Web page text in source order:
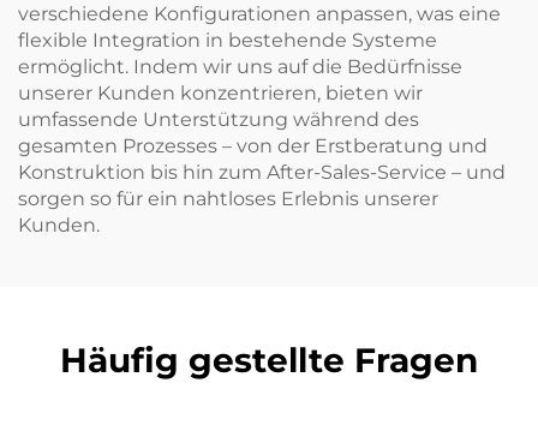
verschiedene Konfigurationen anpassen, was eine
flexible Integration in bestehende Systeme
ermöglicht. Indem wir uns auf die Bedürfnisse
unserer Kunden konzentrieren, bieten wir
umfassende Unterstützung während des
gesamten Prozesses – von der Erstberatung und
Konstruktion bis hin zum After-Sales-Service – und
sorgen so für ein nahtloses Erlebnis unserer
Kunden.
Häufig gestellte Fragen